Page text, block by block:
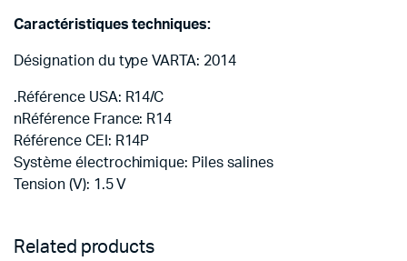
Caractéristiques techniques:
Désignation du type VARTA: 2014
.Référence USA: R14/C
nRéférence France: R14
Référence CEI: R14P
Système électrochimique: Piles salines
Tension (V): 1.5 V
Related products